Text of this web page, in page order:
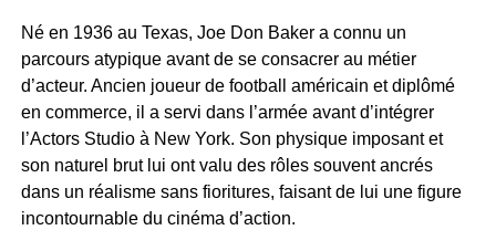
Né en 1936 au Texas, Joe Don Baker a connu un
parcours atypique avant de se consacrer au métier
d’acteur. Ancien joueur de football américain et diplômé
en commerce, il a servi dans l’armée avant d’intégrer
l’Actors Studio à New York. Son physique imposant et
son naturel brut lui ont valu des rôles souvent ancrés
dans un réalisme sans fioritures, faisant de lui une figure
incontournable du cinéma d’action.